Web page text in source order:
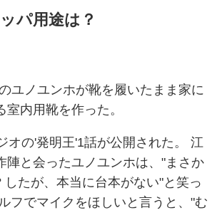
パ用途は？
ユノユンホが靴を履いたまま家に
室内用靴を作った。
オの'発明王'1話が公開された。 江
陣と会ったユノユンホは、"まさか
したが、本当に台本がない"と笑っ
フでマイクをほしいと言うと、"む